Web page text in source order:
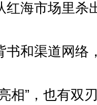
红海市场里杀
书和渠道网络
相”，也有双